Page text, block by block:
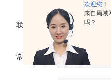
欢迎您！
来自局域
吗？
联系电话：
常用邮箱：